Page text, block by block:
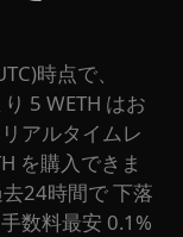
時点で、
5 WETH はお
アルタイムレ
を購入できま
去24時間で 下落
数料最安 0.1%